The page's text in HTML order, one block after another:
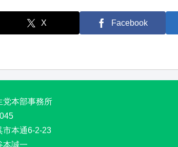
X Facebook
党本部事務所
市本通6-2-23
誠一